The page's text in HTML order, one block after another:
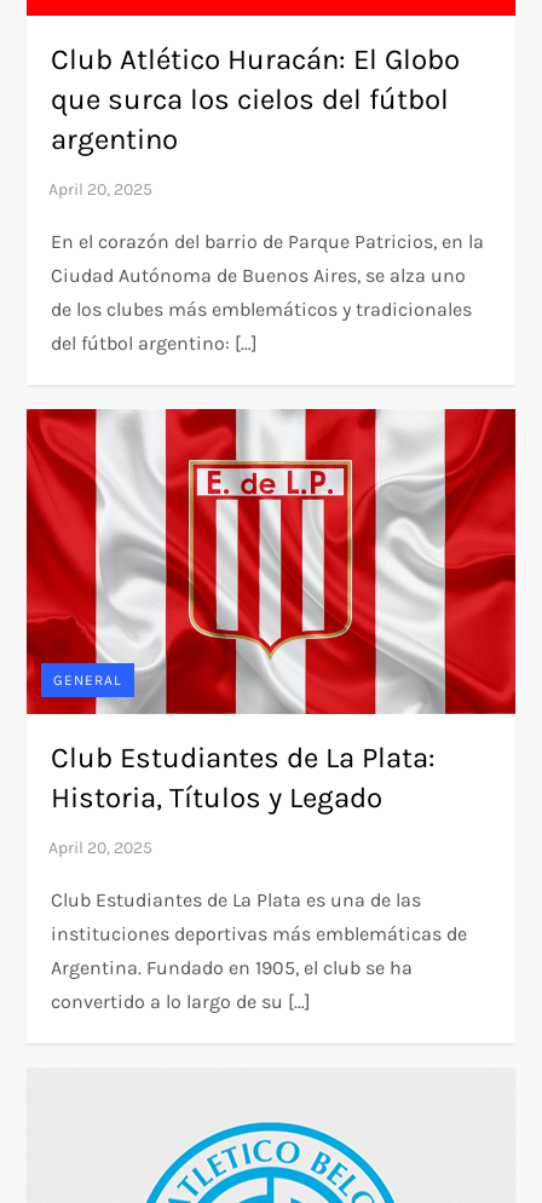
Club Atlético Huracán: El Globo
que surca los cielos del fútbol
argentino
En el corazón del barrio de Parque Patricios, en la
Ciudad Autónoma de Buenos Aires, se alza uno
de los clubes más emblemáticos y tradicionales
del fútbol argentino: […]
GENERAL
Club Estudiantes de La Plata:
Historia, Títulos y Legado
Club Estudiantes de La Plata es una de las
instituciones deportivas más emblemáticas de
Argentina. Fundado en 1905, el club se ha
convertido a lo largo de su […]